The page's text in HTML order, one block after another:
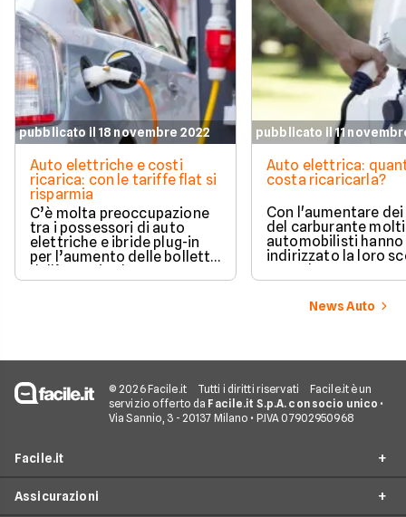
pubblicato il 18 novembre 2022
Auto elettriche e costi
ricarica: con le tariffe flat si
risparmia
C’è molta preoccupazione
tra i possessori di auto
elettriche e ibride plug-in
per l’aumento delle bollette
dell’energia che
inevitabilmente ricade sui
ampiamente conveniente.
pubblicato il 11
Auto elettrica:
costa ricaricarla?
Con l'aumentare
del carburante molti
automobilisti hanno
indirizzato la loro
verso le auto a zero
emissioni, ma
anche il caro
spontaneo
conveniente e quali
News Auto
© 2026 Facile.it Tutti i diritti riservati
Facile.it è un
servizio offerto da Facile.it S.p.A. con socio unico •
Via Sannio, 3 - 20137 Milano • P.IVA 07902950968
Facile.it
Assicurazioni